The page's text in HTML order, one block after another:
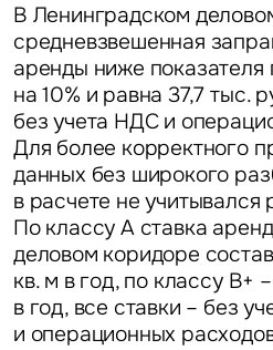
В Ленинградском
средневзвешенная
аренды ниже
на 10% и равна 37,7 тыс.
без учета НДС и
Для более корректного
данных без широкого
в расчете не учитывался
По классу А ставка
деловом коридоре
кв. м в год, по классу B+
в год, все ставки – без
и операционных